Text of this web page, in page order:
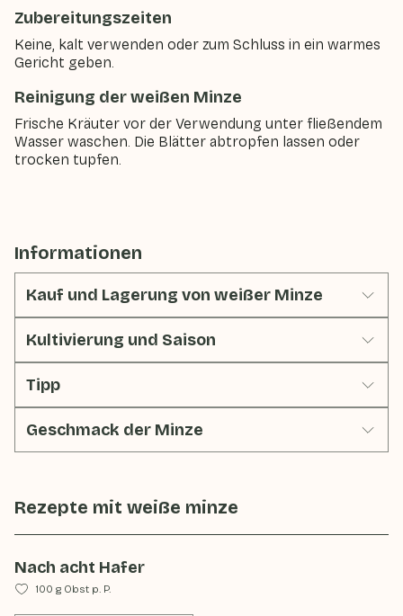
Zubereitungszeiten
Keine, kalt verwenden oder zum Schluss in ein warmes
Gericht geben.
Reinigung der weißen Minze
Frische Kräuter vor der Verwendung unter fließendem
Wasser waschen. Die Blätter abtropfen lassen oder
trocken tupfen.
Informationen
Kauf und Lagerung von weißer Minze
Kultivierung und Saison
Tipp
Geschmack der Minze
Rezepte mit weiße minze
Nach acht Hafer
100 g Obst p. P.